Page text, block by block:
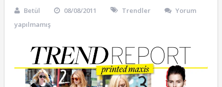
Betül 08/08/2011 Trendler
Yorum
yapılmamış